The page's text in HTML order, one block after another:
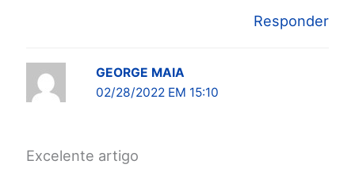
Responder
GEORGE MAIA
02/28/2022 EM 15:10
Excelente artigo